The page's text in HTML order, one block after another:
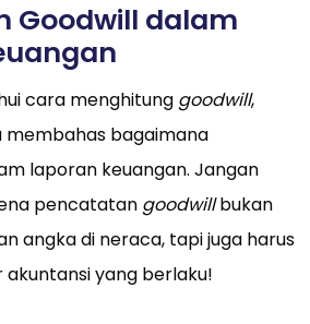
Goodwill dalam
cara menghitung goodwill,
membahas bagaimana
laporan keuangan. Jangan
pencatatan goodwillbukan
angka di neraca, tapi juga harus
yang berlaku!